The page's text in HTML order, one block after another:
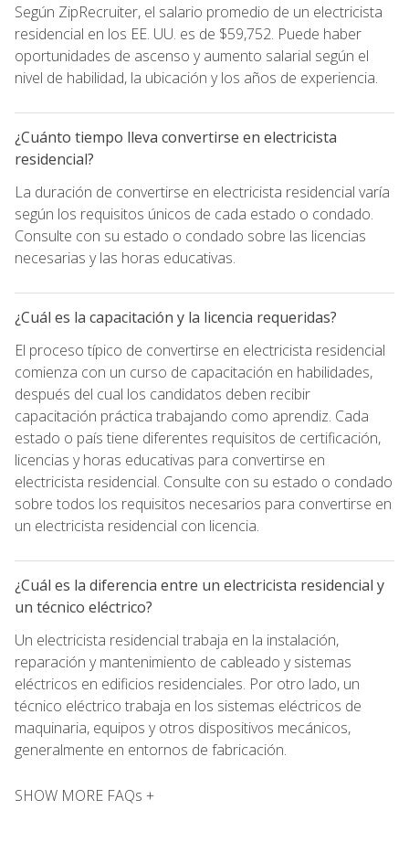
Según ZipRecruiter, el salario promedio de un electricista
residencial en los EE. UU. es de $59,752. Puede haber
oportunidades de ascenso y aumento salarial según el
nivel de habilidad, la ubicación y los años de experiencia.
¿Cuánto tiempo lleva convertirse en electricista
residencial?
La duración de convertirse en electricista residencial varía
según los requisitos únicos de cada estado o condado.
Consulte con su estado o condado sobre las licencias
necesarias y las horas educativas.
¿Cuál es la capacitación y la licencia requeridas?
El proceso típico de convertirse en electricista residencial
comienza con un curso de capacitación en habilidades,
después del cual los candidatos deben recibir
capacitación práctica trabajando como aprendiz. Cada
estado o país tiene diferentes requisitos de certificación,
licencias y horas educativas para convertirse en
electricista residencial. Consulte con su estado o condado
sobre todos los requisitos necesarios para convertirse en
un electricista residencial con licencia.
¿Cuál es la diferencia entre un electricista residencial y
un técnico eléctrico?
Un electricista residencial trabaja en la instalación,
reparación y mantenimiento de cableado y sistemas
eléctricos en edificios residenciales. Por otro lado, un
técnico eléctrico trabaja en los sistemas eléctricos de
maquinaria, equipos y otros dispositivos mecánicos,
generalmente en entornos de fabricación.
SHOW MORE FAQs +